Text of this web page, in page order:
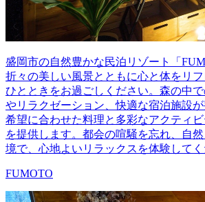
盛岡市の自然豊かな民泊リゾート「
折々の美しい風景とともに心と体をリ
ひとときをお過ごしください。森の中
やリラクゼーション、快適な宿泊施設
希望に合わせた料理と多彩なアクティ
を提供します。都会の喧騒を忘れ、自
境で、心地よいリラックスを体験してく
FUMOTO